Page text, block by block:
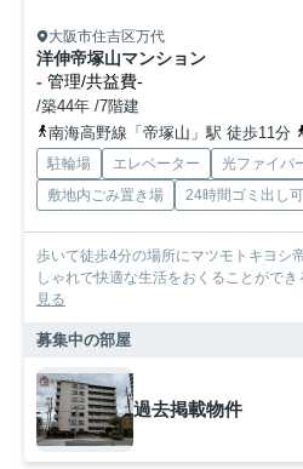
大阪市住吉区万代
洋伸帝塚山マンション
- 管理/共益費-
/築44年 /7階建
南海高野線「帝塚山」駅 徒歩11分
駐輪場 エレベーター 光ファイバ
敷地内ごみ置き場
24時間ゴミ出し可
歩いて徒歩4分の場所にマツモトキヨシ
しゃれで快適な生活をおくることがで
見る
募集中の部屋
過去掲載物件